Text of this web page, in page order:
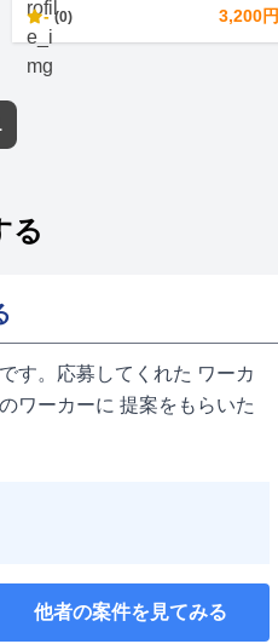
- (0) 3,200円
る
す。応募してくれた ワーカ
ワーカーに 提案をもらいた
他者の案件を見てみる